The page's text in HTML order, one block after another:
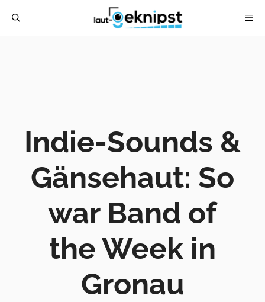
Indie-Sounds &
Gänsehaut: So
war Band of
the Week in
Gronau